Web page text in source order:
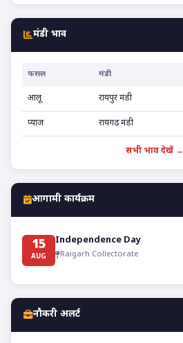
मंडी भाव
फसल मंडी
आलू रायपुर मंडी
प्याज रायगढ़ मंडी
सभी भाव देखें →
आगामी कार्यक्रम
15
AUG
Independence Day
Raigarh Collectorate
नौकरी अलर्ट